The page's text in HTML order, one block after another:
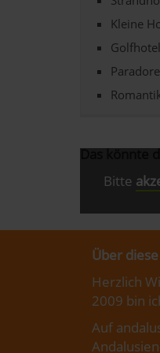
Kleine
Das könnte
Bitte
Über
Herzlich
2009 bin
Auf